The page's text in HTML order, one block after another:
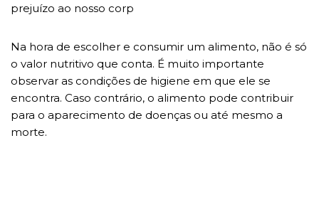
prejuízo ao nosso corp
Na hora de escolher e consumir um alimento, não é só
o valor nutritivo que conta. É muito importante
observar as condições de higiene em que ele se
encontra. Caso contrário, o alimento pode contribuir
para o aparecimento de doenças ou até mesmo a
morte.